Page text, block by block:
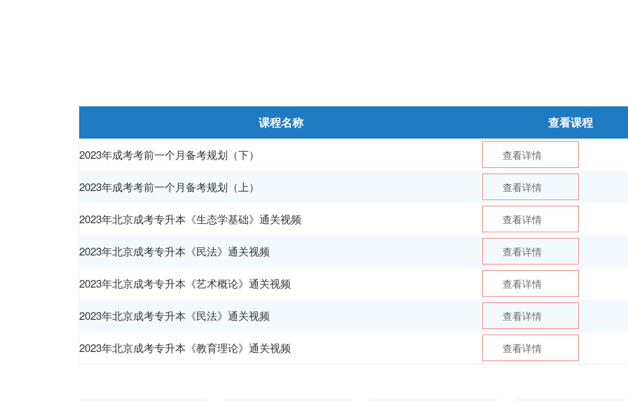
课程名称 查看课程
2023年成考考前一个月备考规划（下） 查看详情
2023年成考考前一个月备考规划（上） 查看详情
2023年北京成考专升本《生态学基础》通关视频 查看详情
2023年北京成考专升本《民法》通关视频 查看详情
2023年北京成考专升本《艺术概论》通关视频 查看详情
2023年北京成考专升本《民法》通关视频 查看详情
2023年北京成考专升本《教育理论》通关视频 查看详情